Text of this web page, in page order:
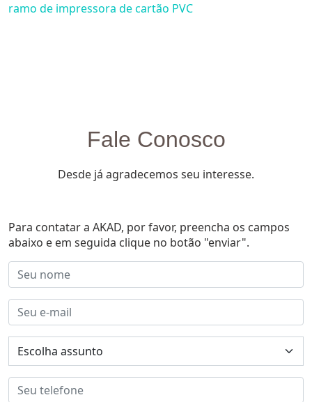
ramo de impressora de cartão PVC
Fale Conosco
Desde já agradecemos seu interesse.
Para contatar a AKAD, por favor, preencha os campos
abaixo e em seguida clique no botão "enviar".